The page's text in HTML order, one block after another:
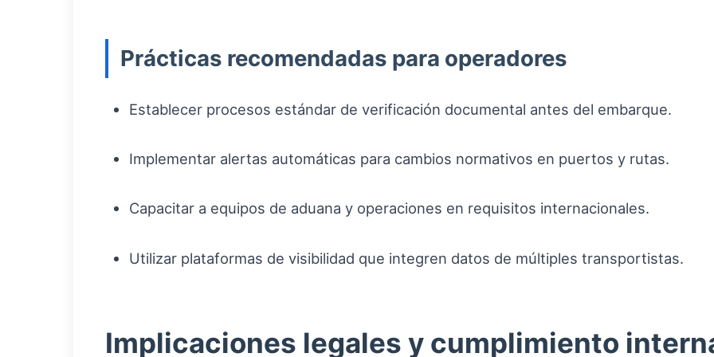
Prácticas recomendadas para operadores
Establecer procesos estándar de verificación documental antes del embarque.
Implementar alertas automáticas para cambios normativos en puertos y rutas.
Capacitar a equipos de aduana y operaciones en requisitos internacionales.
Utilizar plataformas de visibilidad que integren datos de múltiples transportistas.
Implicaciones legales y cumplimiento